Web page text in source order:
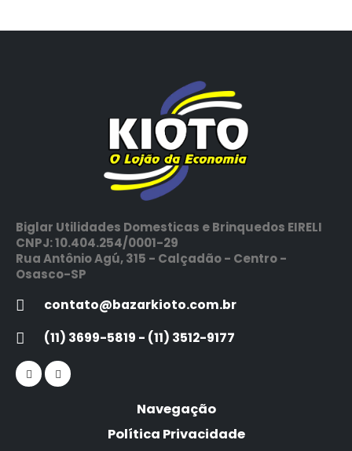
Biglar Utilidades Domesticas e Brinquedos EIRELI
CNPJ: 10.404.254/0001-29
Rua Antônio Agú, 315 - Calçadão - Centro -
Osasco-SP
contato@bazarkioto.com.br
(11) 3699-5819 - (11) 3512-9177
Navegação
Política Privacidade